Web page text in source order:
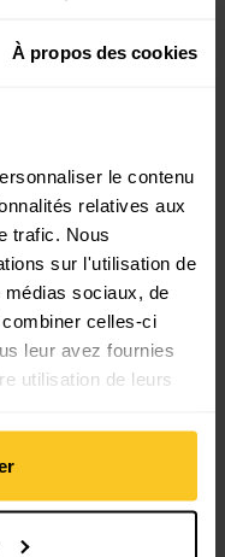
À propos des cookies
le contenu
relatives aux
trafic. Nous
sur l'utilisation de
sociaux, de
celles-ci
leur avez fournies
utilisation de leurs
l'humidité |
| imprégné
vent | léger |
| 5% Élasthanne